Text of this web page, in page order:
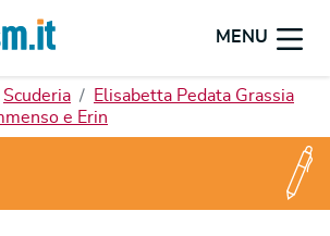
MENU
Scuderia
Elisabetta Pedata Grassia
e Erin